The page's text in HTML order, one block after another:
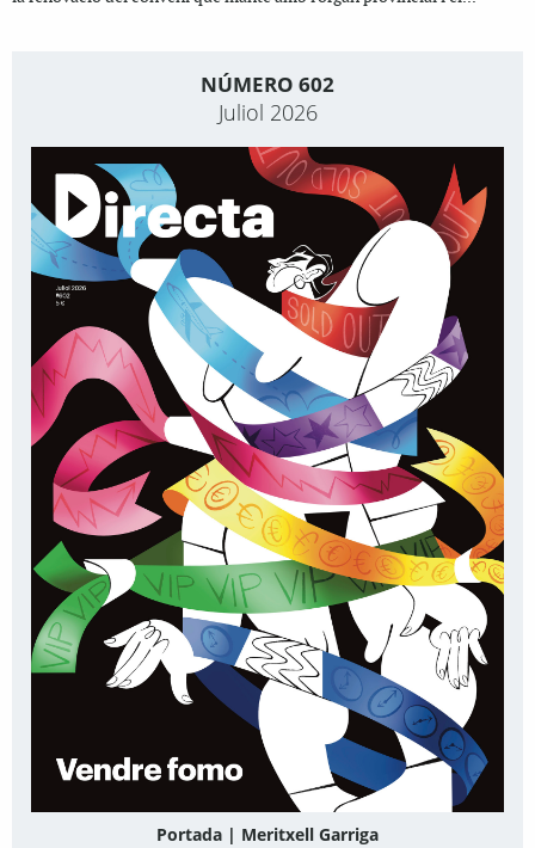
NÚMERO 602
Juliol 2026
Portada | Meritxell Garriga